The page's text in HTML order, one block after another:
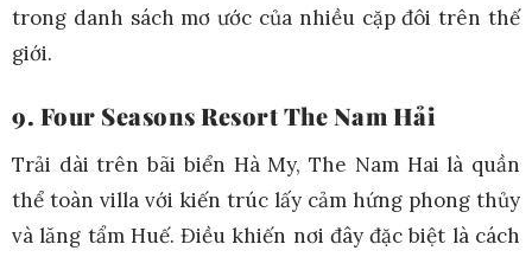
trong danh sách mơ ước của nhiều cặp đôi trên thế
giới.
9. Four Seasons Resort The Nam Hải
Trải dài trên bãi biển Hà My, The Nam Hai là quần
thể toàn villa với kiến trúc lấy cảm hứng phong thủy
và lăng tẩm Huế. Điều khiến nơi đây đặc biệt là cách